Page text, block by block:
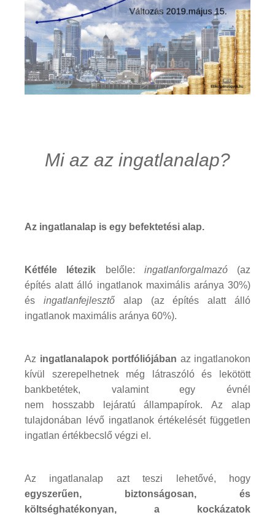
Mi az az ingatlanalap?
Az ingatlanalap is egy befektetési alap.
Kétféle létezik belőle: ingatlanforgalmazó(az
építés alatt álló ingatlanok maximális aránya 30%)
és ingatlanfejlesztőalap (az építés alatt álló
ingatlanok maximális aránya 60%).
Az ingatlanalapok portfóliójában az ingatlanokon
kívül szerepelhetnek még látraszóló és lekötött
bankbetétek, valamint egy évnél
nem hosszabb lejáratú állampapírok. Az alap
tulajdonában lévő ingatlanok értékelését független
ingatlan értékbecslő végzi el.
Az ingatlanalap azt teszi lehetővé, hogy
egyszerűen, biztonságosan, és
költséghatékonyan, a kockázatok